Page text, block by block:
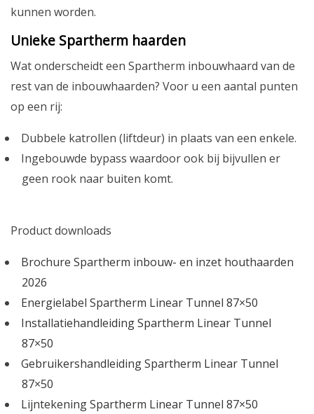
kunnen worden.
Unieke Spartherm haarden
Wat onderscheidt een Spartherm inbouwhaard van de
rest van de inbouwhaarden? Voor u een aantal punten
op een rij:
Dubbele katrollen (liftdeur) in plaats van een enkele.
Ingebouwde bypass waardoor ook bij bijvullen er
geen rook naar buiten komt.
Product downloads
Brochure Spartherm inbouw- en inzet houthaarden
2026
Energielabel Spartherm Linear Tunnel 87×50
Installatiehandleiding Spartherm Linear Tunnel
87×50
Gebruikershandleiding Spartherm Linear Tunnel
87×50
Lijntekening Spartherm Linear Tunnel 87×50